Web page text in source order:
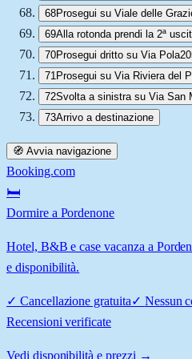
68Prosegui su Viale delle
69Alla rotonda prendi la 2ª
70Prosegui dritto su Via Pola
71 Prosegui su Via Riviera del
72Svolta a sinistra su Via San
73Arrivo a destinazione
🧭 Avvia navigazione
Booking.com
🛏️
Dormire a Pordenone
Hotel, B&B e case vacanza a
e disponibilità.
✓ Cancellazione gratuita✓ Nessun
Recensioni verificate
Vedi disponibilità e prezzi →